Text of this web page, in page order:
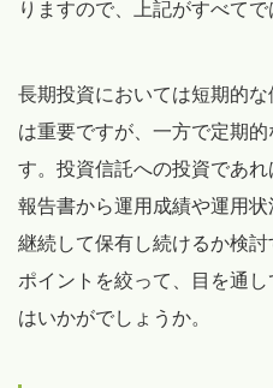
りますので、上記がすべてで
長期投資においては短期的
は重要ですが、一方で定期
す。投資信託への投資であ
報告書から運用成績や運用
継続して保有し続けるか検
ポイントを絞って、目を通
はいかがでしょうか。